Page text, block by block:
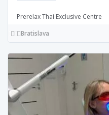
Prerelax Thai Exclusive Centre
Bratislava